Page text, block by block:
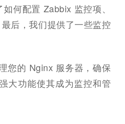
何配置 Zabbix 监控项、
后，我们提供了一些监控
您的 Nginx 服务器，确保
大功能使其成为监控和管